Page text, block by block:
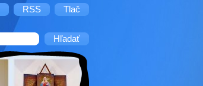
RSS Tlač